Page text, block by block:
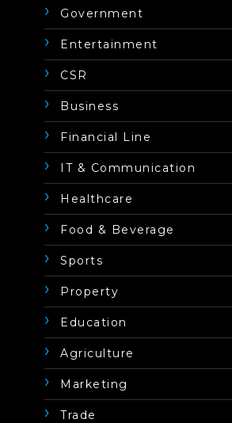
Government
Entertainment
CSR
Business
Financial Line
IT & Communication
Healthcare
Food & Beverage
Sports
Property
Education
Agriculture
Marketing
Trade